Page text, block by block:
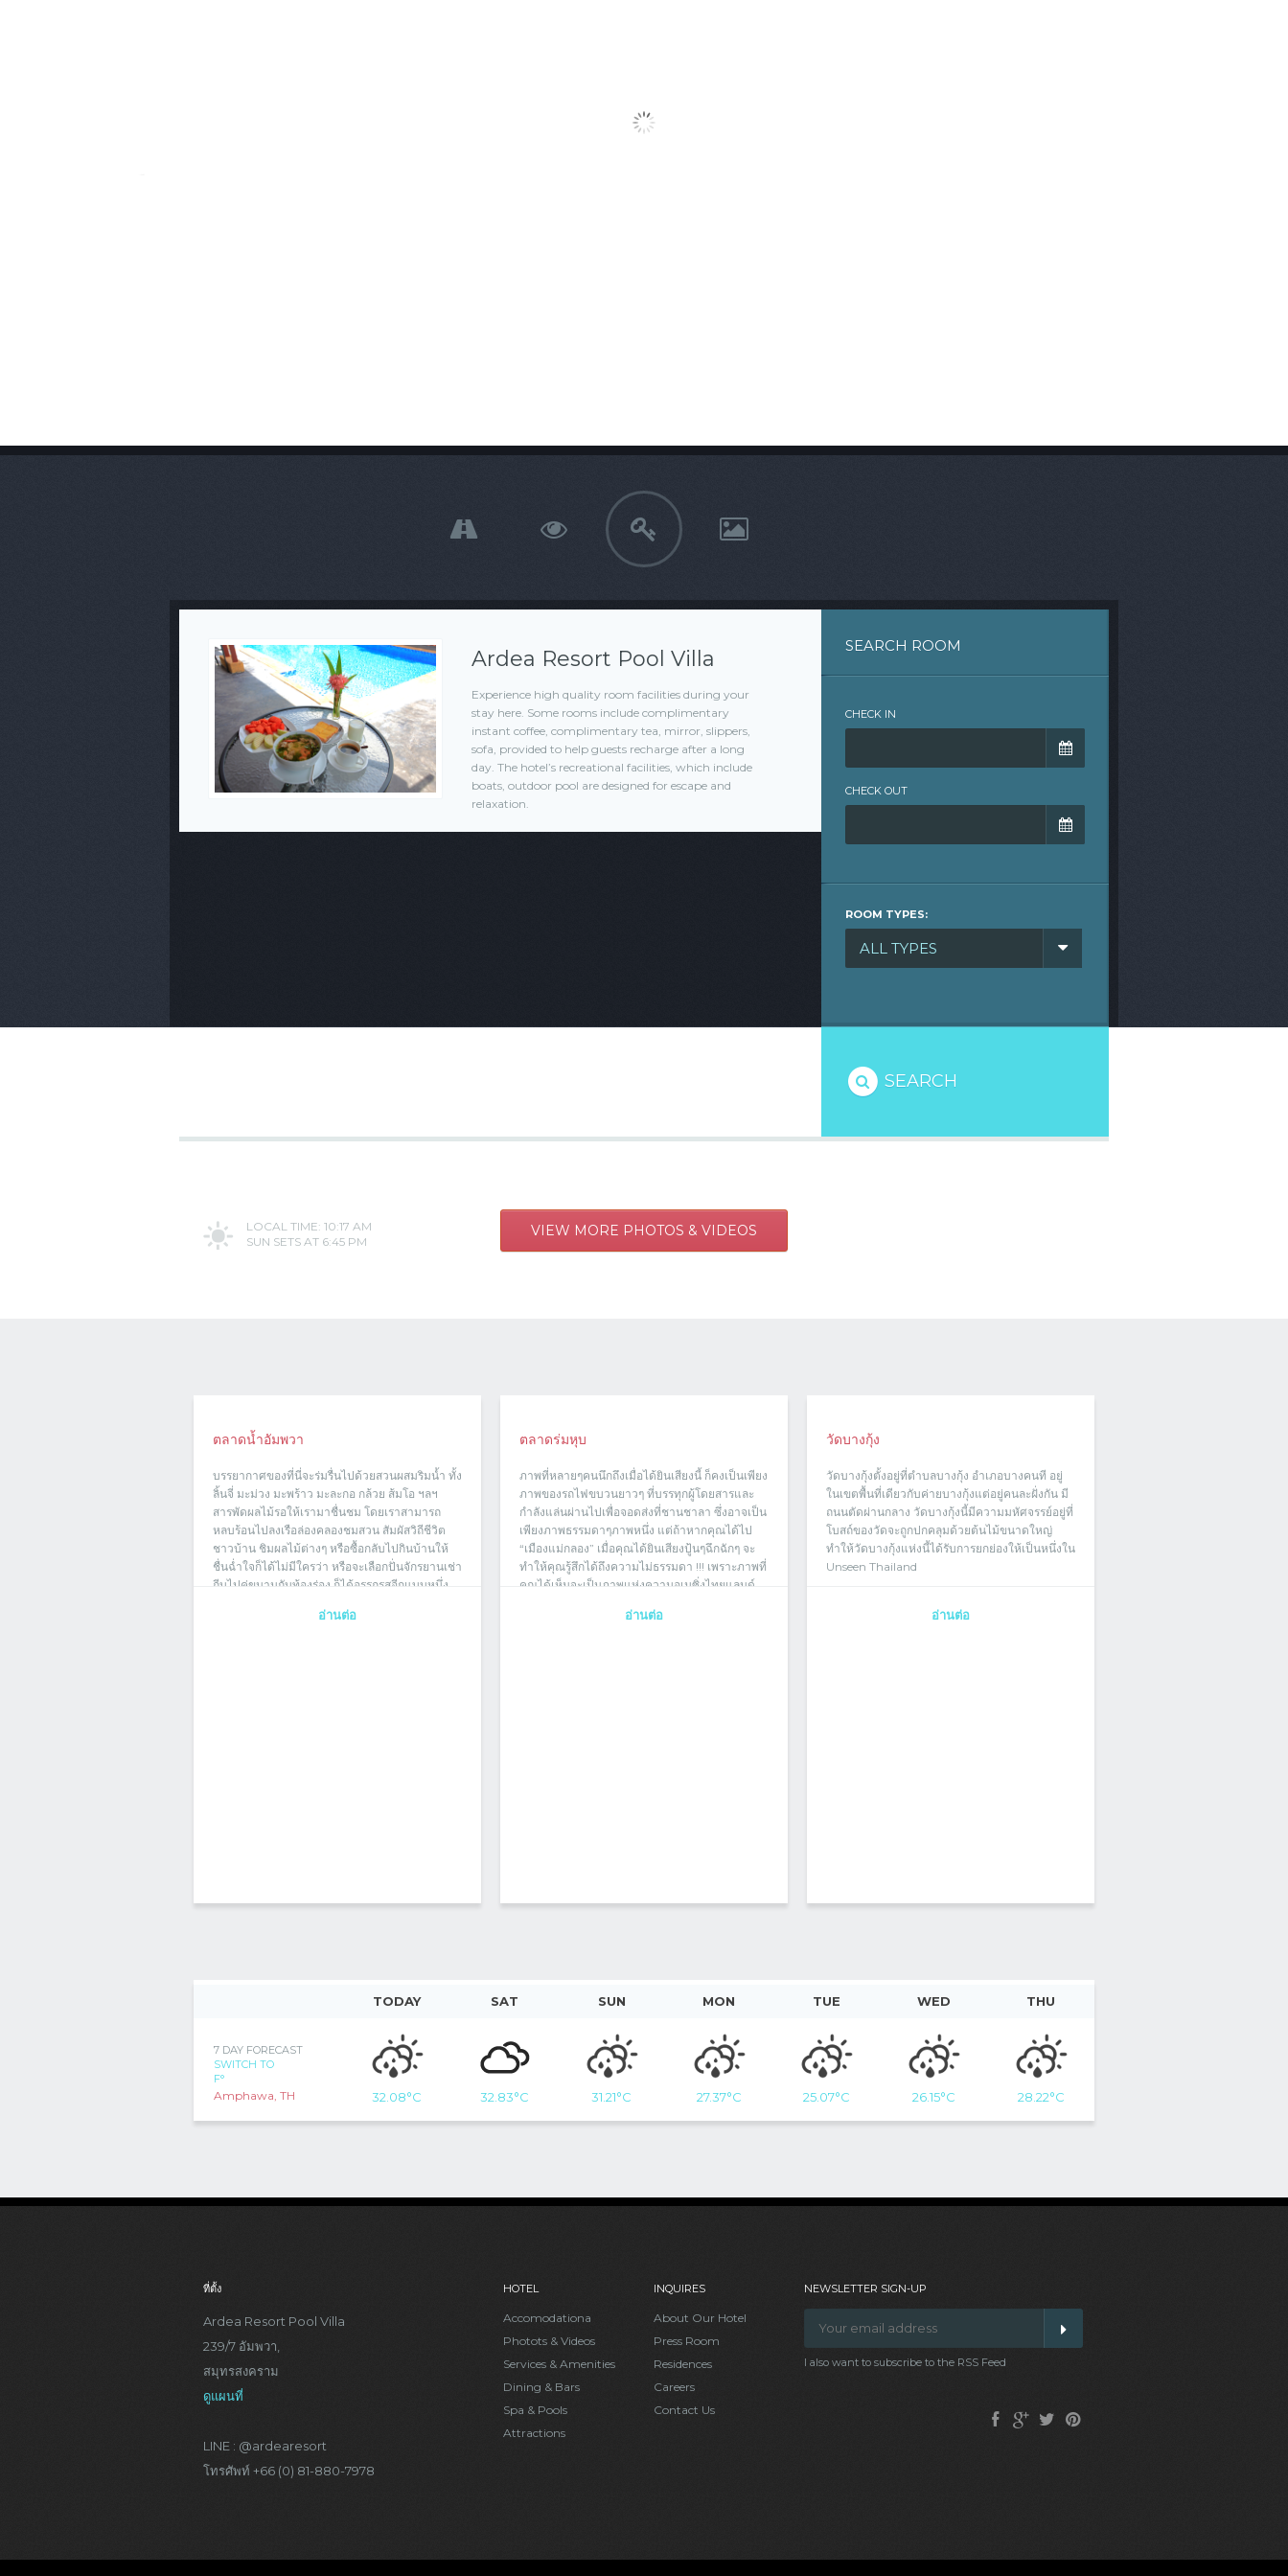
Ardea Resort Pool Villa
Experience high quality room facilities during your
stay here. Some rooms include complimentary
instant coffee, complimentary tea, mirror, slippers,
sofa, provided to help guests recharge after a long
day. The hotel’s recreational facilities, which include
boats, outdoor pool are designed for escape and
relaxation.
SEARCH ROOM
CHECK IN
CHECK OUT
ROOM TYPES:
ALL TYPES
SEARCH
LOCAL TIME: 10:17 AM
SUN SETS AT 6:45 PM
VIEW MORE PHOTOS & VIDEOS
ตลาดน้ำอัมพวา
บรรยากาศของที่นี่จะร่มรื่นไปด้วยสวนผสมริมน้ำ ทั้ง
ลิ้นจี่ มะม่วง มะพร้าว มะละกอ กล้วย ส้มโอ ฯลฯ
สารพัดผลไม้รอให้เรามาชื่นชม โดยเราสามารถ
หลบร้อนไปลงเรือล่องคลองชมสวน สัมผัสวิถีชีวิต
ชาวบ้าน ชิมผลไม้ต่างๆ หรือซื้อกลับไปกินบ้านให้
ชื่นฉ่ำใจก็ได้ไม่มีใครว่า หรือจะเลือกปั่นจักรยานเช่า
ถีบไปคู่ขนานกับท้องร่อง ก็ได้อรรถรสอีกแบบหนึ่ง
อ่านต่อ
ตลาดร่มหุบ
ภาพที่หลายๆคนนึกถึงเมื่อได้ยินเสียงนี้ ก็คงเป็นเพียง
ภาพของรถไฟขบวนยาวๆ ที่บรรทุกผู้โดยสารและ
กำลังแล่นผ่านไปเพื่อจอดส่งที่ชานชาลา ซึ่งอาจเป็น
เพียงภาพธรรมดาๆภาพหนึ่ง แต่ถ้าหากคุณได้ไป
“เมืองแม่กลอง” เมื่อคุณได้ยินเสียงปู้นๆฉึกฉักๆ จะ
ทำให้คุณรู้สึกได้ถึงความไม่ธรรมดา !!! เพราะภาพที่
คุณได้เห็นจะเป็นภาพแห่งความอเมซิ่งไทยแลนด์
อ่านต่อ
วัดบางกุ้ง
วัดบางกุ้งตั้งอยู่ที่ตำบลบางกุ้ง อำเภอบางคนที อยู่
ในเขตพื้นที่เดียวกับค่ายบางกุ้งแต่อยู่คนละฝั่งกัน มี
ถนนตัดผ่านกลาง วัดบางกุ้งนี้มีความมหัศจรรย์อยู่ที่
โบสถ์ของวัดจะถูกปกคลุมด้วยต้นไม้ขนาดใหญ่
ทำให้วัดบางกุ้งแห่งนี้ได้รับการยกย่องให้เป็นหนึ่งใน
Unseen Thailand
อ่านต่อ
7 DAY FORECAST
SWITCH TO
F°
Amphawa, TH
TODAY
32.08°C
SAT
32.83°C
SUN
31.21°C
MON
27.37°C
TUE
25.07°C
WED
26.15°C
THU
28.22°C
ที่ตั้ง
Ardea Resort Pool Villa
239/7 อัมพวา,
สมุทรสงคราม
ดูแผนที่
LINE : @ardearesort
โทรศัพท์ +66 (0) 81-880-7978
HOTEL
Accomodationa
Photots & Videos
Services & Amenities
Dining & Bars
Spa & Pools
Attractions
INQUIRES
About Our Hotel
Press Room
Residences
Careers
Contact Us
NEWSLETTER SIGN-UP
I also want to subscribe to the RSS Feed